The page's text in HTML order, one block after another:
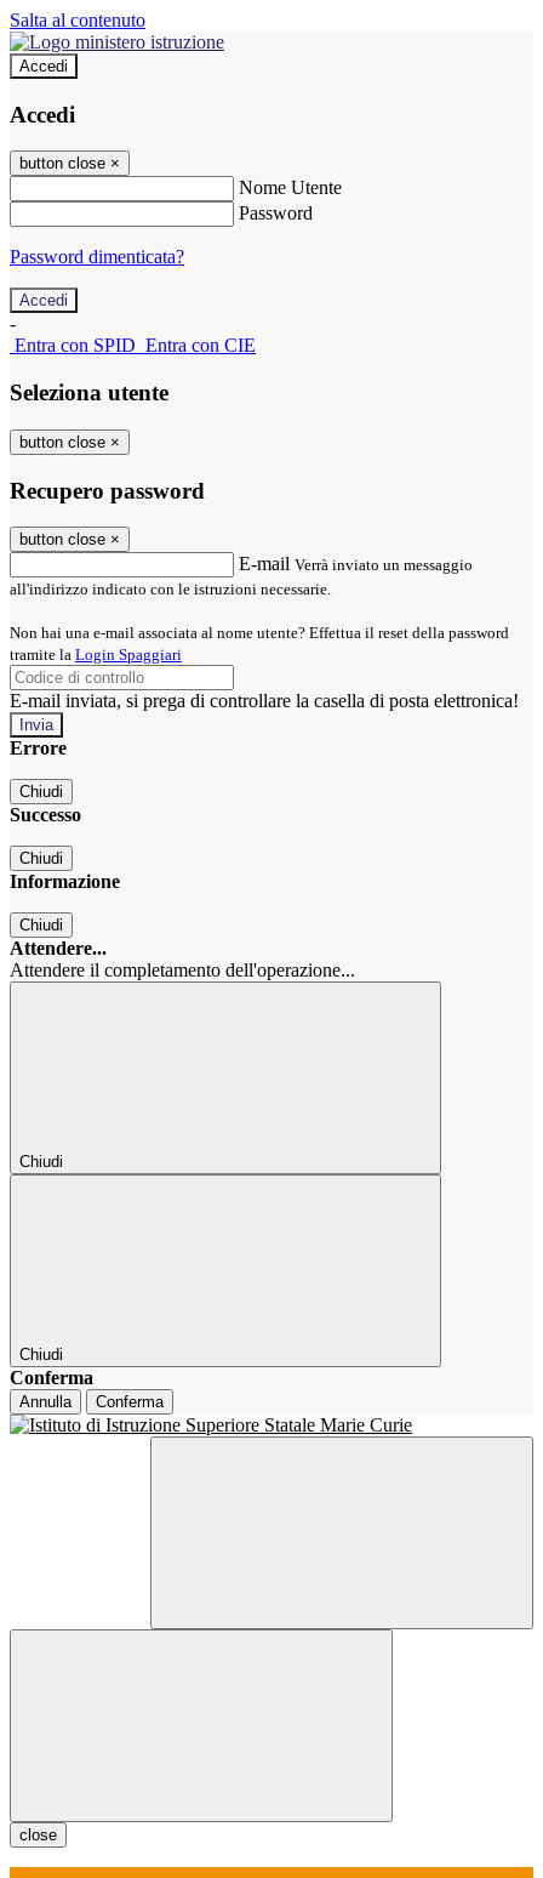
Salta al contenuto
Accedi
Accedi
button close ×
Nome Utente
Password
Password dimenticata?
-
Entra con SPID Entra con CIE
Seleziona utente
button close ×
Recupero password
button close ×
E-mail Verrà inviato un messaggio
all'indirizzo indicato con le istruzioni necessarie.
Non hai una e-mail associata al nome utente? Effettua il reset della password
tramite la Login Spaggiari
E-mail inviata, si prega di controllare la casella di posta elettronica!
Errore
Chiudi
Successo
Chiudi
Informazione
Chiudi
Attendere...
Attendere il completamento dell'operazione...
Chiudi
Chiudi
Conferma
Annulla Conferma
close